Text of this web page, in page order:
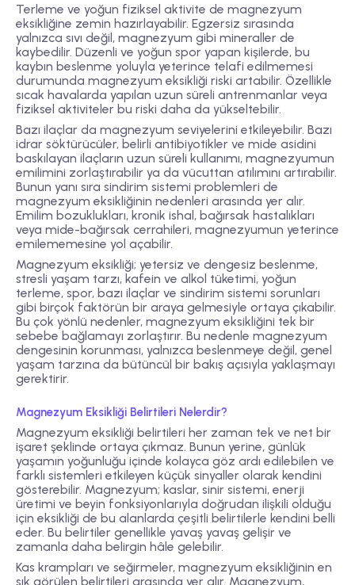
Terleme ve yoğun fiziksel aktivite de magnezyum
eksikliğine zemin hazırlayabilir. Egzersiz sırasında
yalnızca sıvı değil, magnezyum gibi mineraller de
kaybedilir. Düzenli ve yoğun spor yapan kişilerde, bu
kaybın beslenme yoluyla yeterince telafi edilmemesi
durumunda magnezyum eksikliği riski artabilir. Özellikle
sıcak havalarda yapılan uzun süreli antrenmanlar veya
fiziksel aktiviteler bu riski daha da yükseltebilir.
Bazı ilaçlar da magnezyum seviyelerini etkileyebilir. Bazı
idrar söktürücüler, belirli antibiyotikler ve mide asidini
baskılayan ilaçların uzun süreli kullanımı, magnezyumun
emilimini zorlaştırabilir ya da vücuttan atılımını artırabilir.
Bunun yanı sıra sindirim sistemi problemleri de
magnezyum eksikliğinin nedenleri arasında yer alır.
Emilim bozuklukları, kronik ishal, bağırsak hastalıkları
veya mide-bağırsak cerrahileri, magnezyumun yeterince
emilememesine yol açabilir.
Magnezyum eksikliği; yetersiz ve dengesiz beslenme,
stresli yaşam tarzı, kafein ve alkol tüketimi, yoğun
terleme, spor, bazı ilaçlar ve sindirim sistemi sorunları
gibi birçok faktörün bir araya gelmesiyle ortaya çıkabilir.
Bu çok yönlü nedenler, magnezyum eksikliğini tek bir
sebebe bağlamayı zorlaştırır. Bu nedenle magnezyum
dengesinin korunması, yalnızca beslenmeye değil, genel
yaşam tarzına da bütüncül bir bakış açısıyla yaklaşmayı
gerektirir.
Magnezyum Eksikliği Belirtileri Nelerdir?
Magnezyum eksikliği belirtileri her zaman tek ve net bir
işaret şeklinde ortaya çıkmaz. Bunun yerine, günlük
yaşamın yoğunluğu içinde kolayca göz ardı edilebilen ve
farklı sistemleri etkileyen küçük sinyaller olarak kendini
gösterebilir. Magnezyum; kaslar, sinir sistemi, enerji
üretimi ve beyin fonksiyonlarıyla doğrudan ilişkili olduğu
için eksikliği de bu alanlarda çeşitli belirtilerle kendini belli
eder. Bu belirtiler genellikle yavaş yavaş gelişir ve
zamanla daha belirgin hâle gelebilir.
Kas krampları ve seğirmeler, magnezyum eksikliğinin en
sık görülen belirtileri arasında yer alır. Magnezyum,